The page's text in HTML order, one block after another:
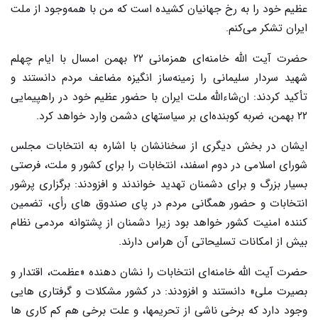
عظیم خود را به رخ جهانیان کشیده است که من با همه‌وجود از ملت
ایران تشکر می‌کنم.
حضرت آیت الله خامنه‌ای همزمانی ۲۲ بهمن امسال با ایام چهلم
شهید سردار سلیمانی را زمینه‌ساز انگیزه مضاعف مردم دانستند و
تأکید کردند: ان‌شاءالله ملت ایران با حضور عظیم خود در راهپیمایی
۲۲ بهمن، ضربه کوبنده‌ای بر سیاستهای دشمن وارد خواهد کرد.
ایشان در بخش دیگری از سخنانشان با اشاره به انتخابات مجلس
شورای اسلامی در دوم اسفند، انتخابات را برای کشور و ملت، فرصتی
بسیار بزرگ و برای دشمنان تهدید خواندند و افزودند: برگزاری پرشور
انتخابات و حضور همگانی مردم در پای صندوق های رأی، تضمین
کننده امنیت کشور خواهد بود زیرا دشمنان از پشتوانه مردمی نظام
بیش از امکانات تسلیحاتی آن هراس دارند.
حضرت آیت الله خامنه‌ای انتخابات را نشان دهنده «عظمت، اقتدار و
بصیرت ملی» دانستند و افزودند: در کشور مشکلات و گرفتاری هایی
وجود دارد که برخی ناشی از تحریمها، و علت برخی هم کم کاری ها